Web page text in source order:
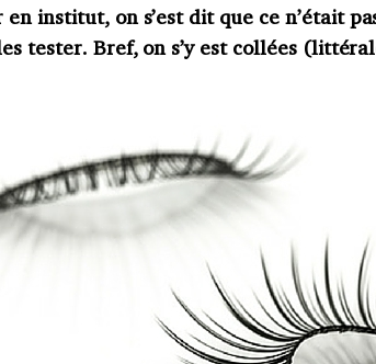
institut, on s’est dit que ce n’était
tester. Bref, on s’y est collées